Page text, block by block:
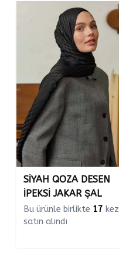
SİYAH QOZA DESEN
İPEKSİ JAKAR ŞAL
Bu ürünle birlikte 17 kez
satın alındı